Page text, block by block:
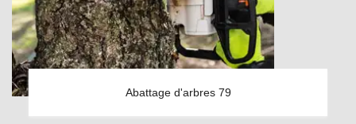
Abattage d'arbres 79